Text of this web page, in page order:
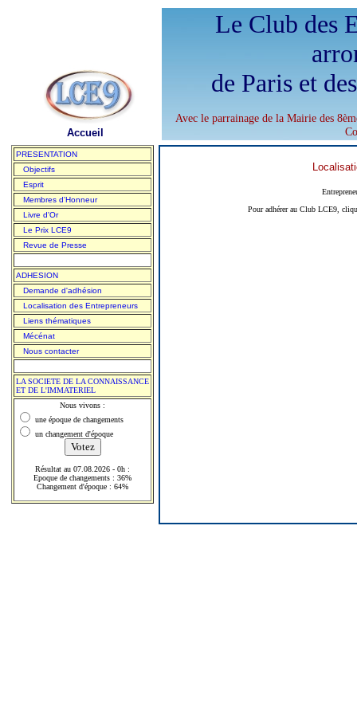
Accueil
Le Club des
de Paris et
Avec le parrainage de la Mairie des
PRESENTATION
Objectifs
Esprit
Membres d'Honneur
Livre d'Or
Le Prix LCE9
Revue de Presse
ADHESION
Demande d'adhésion
Localisation des Entrepreneurs
Liens thématiques
Mécénat
Nous contacter
LA SOCIETE DE LA CONNAISSANCE
ET DE L'IMMATERIEL
Nous vivons :
une époque de changements
un changement d'époque
Résultat au 07.08.2026 - 0h :
Epoque de changements : 36%
Changement d'époque : 64%
Pour adhérer au Club LCE9,